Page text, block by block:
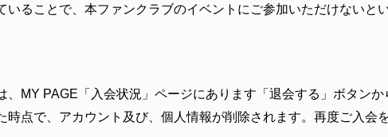
いることで、本ファンクラブのイベントにご参加いただけない
、MY PAGE「入会状況」ページにあります「退会する」ボタンか
時点で、アカウント及び、個人情報が削除されます。再度ご入会